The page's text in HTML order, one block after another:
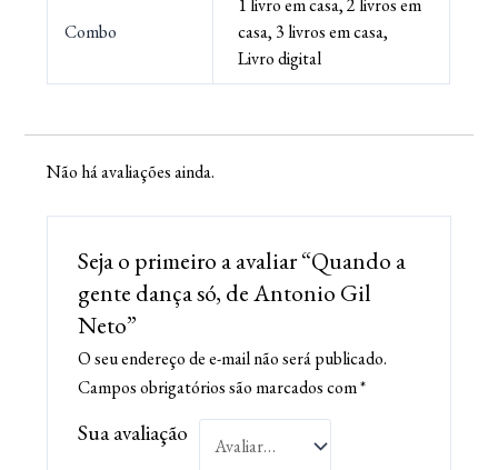
Combo
1 livro em casa, 2 livros em
casa, 3 livros em casa,
Livro digital
Não há avaliações ainda.
Seja o primeiro a avaliar “Quando a
gente dança só, de Antonio Gil
Neto”
O seu endereço de e-mail não será publicado.
Campos obrigatórios são marcados com*
Sua avaliação